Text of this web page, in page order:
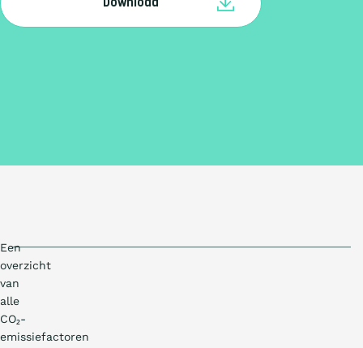
Download
Een
overzicht
van
alle
CO₂-
emissiefactoren